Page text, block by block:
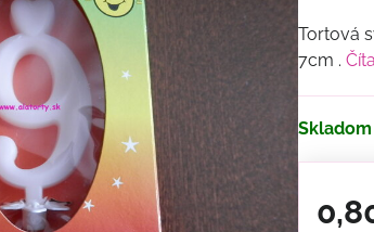
Tortová
7cm .
Skladom